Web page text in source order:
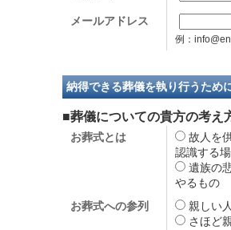
メールアドレス
例：
納得できる葬儀を執り行うため
■葬儀についての貴方の考え
お葬式とは
故人
認識する場
遺族の
やるもの
お葬式への参列
親し
さほど